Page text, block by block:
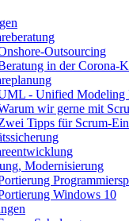
Outsourcing
in der Corona-
- Unified Modeling
wir gerne mit
Tipps für Scrum-
Modernisierung
Windows 10